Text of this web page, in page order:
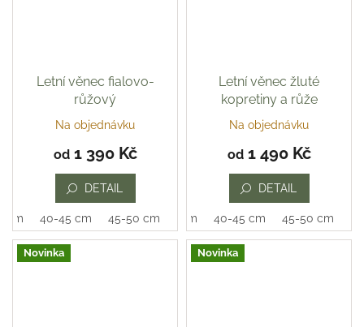
Letní věnec fialovo-
růžový
Průměrné
produktu
5
hvězdiček.
Na objednávku
od1 390 Kč
DETAIL
cm 40-45 cm 45-50 cm
Letní věnec žluté
kopretiny a růže
Průměrné
produktu
5
hvězdiček.
Na objednávku
od1 490 Kč
DETAIL
35-40 cm 40-45 cm 45-50 cm
Novinka Novinka